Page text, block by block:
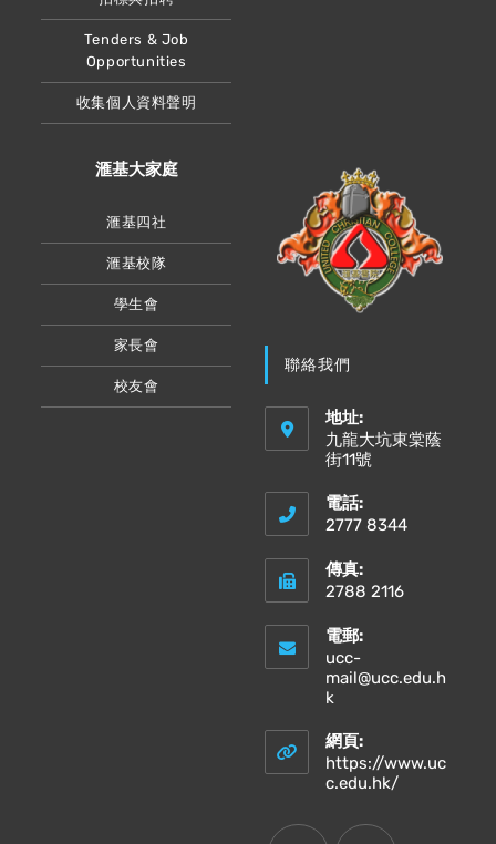
Tenders & Job
Opportunities
收集個人資料聲明
滙基大家庭
滙基四社
滙基校隊
學生會
家長會
校友會
聯絡我們
地址:
九龍大坑東棠蔭
街11號
電話:
2777 8344
傳真:
2788 2116
電郵:
ucc-
mail@ucc.edu.h
k
your
application
網頁:
https://www.uc
c.edu.hk/Opens